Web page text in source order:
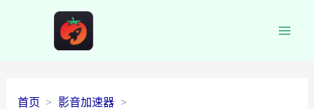
首页
影音加速器